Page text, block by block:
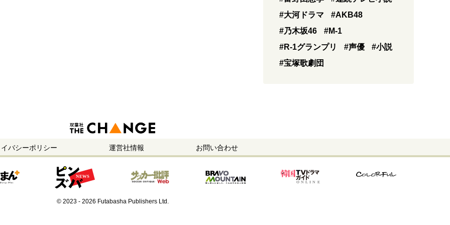
#大河ドラマ
#AKB48
#乃木坂46
#M-1
#R-1グランプリ
#声優
#小説
#宝塚歌劇団
バシーポリシー 運営社情報 お問い合わせ
© 2023 - 2026 Futabasha Publishers Ltd.